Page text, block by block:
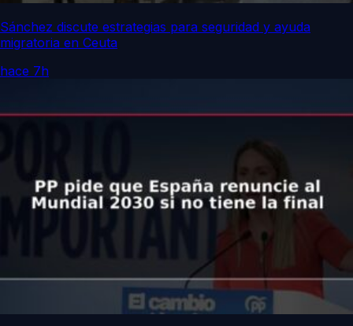
Sánchez discute estrategias para seguridad y ayuda
migratoria en Ceuta
hace 7h